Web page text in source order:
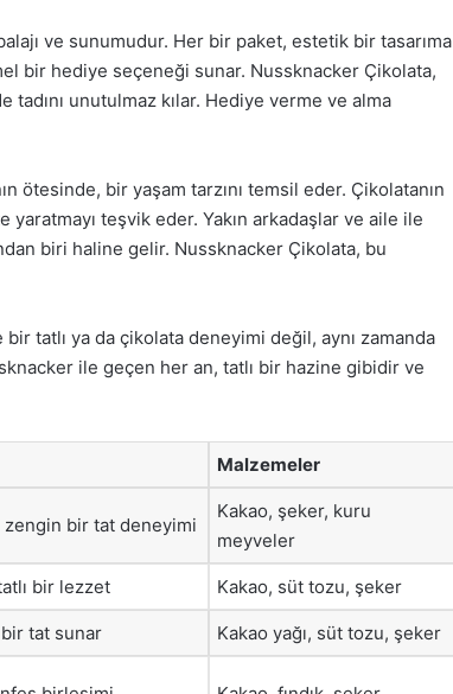
ve sunumudur. Her bir paket, estetik bir tasarıma
bir hediye seçeneği sunar. Nussknacker Çikolata,
unutulmaz kılar. Hediye verme ve alma
ötesinde, bir yaşam tarzını temsil eder. Çikolatanın
yaratmayı teşvik eder. Yakın arkadaşlar ve aile ile
biri haline gelir. Nussknacker Çikolata, bu
tatlı ya da çikolata deneyimi değil, aynı zamanda
ile geçen her an, tatlı bir hazine gibidir ve
Malzemeler
zengin bir tat deneyimi
Kakao, şeker, kuru
meyveler
bir lezzet Kakao, süt tozu, şeker
bir tat sunar Kakao yağı, süt tozu, şeker